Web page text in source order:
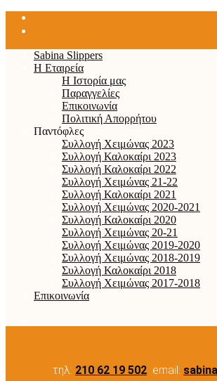
Sabina Slippers
Η Εταιρεία
Η Ιστορία μας
Παραγγελίες
Επικοινωνία
Πολιτική Απορρήτου
Παντόφλες
Συλλογή Χειμώνας 2023
Συλλογή Καλοκαίρι 2023
Συλλογή Καλοκαίρι 2022
Συλλογή Χειμώνας 21-22
Συλλογή Καλοκαίρι 2021
Συλλογή Χειμώνας 2020-2021
Συλλογή Καλοκαίρι 2020
Συλλογή Χειμώνας 20-21
Συλλογή Χειμώνας 2019-2020
Συλλογή Χειμώνας 2018-2019
Συλλογή Καλοκαίρι 2018
Συλλογή Χειμώνας 2017-2018
Επικοινωνία
τηλ: 210 62 19 502 email: